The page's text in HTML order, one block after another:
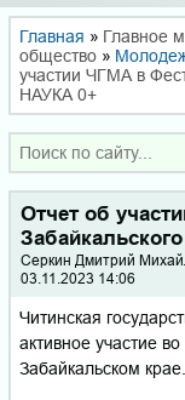
Главная » Главное
общество »
участии ЧГМА в
НАУКА 0+
Отчет об
Серкин Дмитрий
03.11.2023 14:06
Читинская
активное участие
Забайкальском крае.